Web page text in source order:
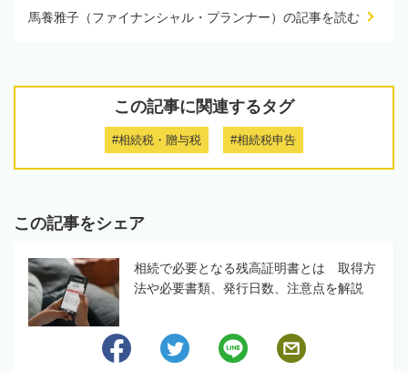
馬養雅子（ファイナンシャル・プランナー）の記事を読む
この記事に関連するタグ
#相続税・贈与税 #相続税申告
この記事をシェア
相続で必要となる残高証明書とは 取得方
法や必要書類、発行日数、注意点を解説